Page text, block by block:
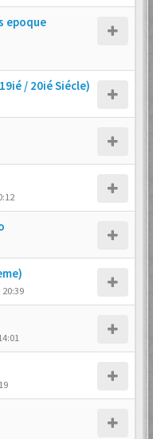
epoque
/ 20ié Siécle)
20:39